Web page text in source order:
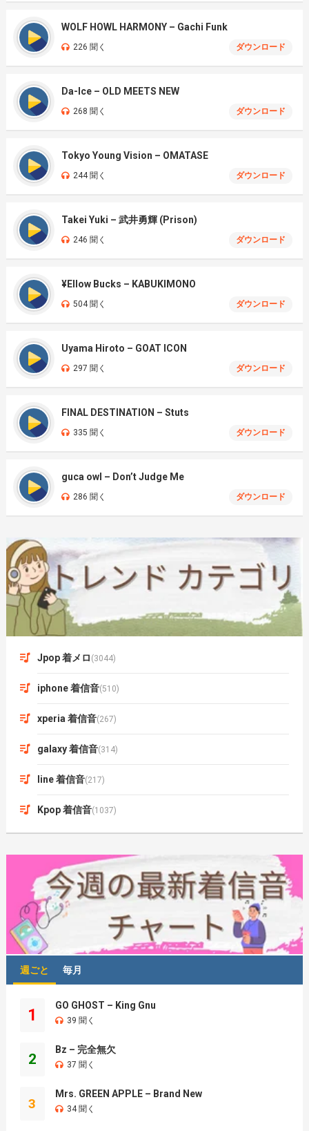
WOLF HOWL HARMONY – Gachi Funk
226 聞く ダウンロード
Da-Ice – OLD MEETS NEW
268 聞く ダウンロード
Tokyo Young Vision – OMATASE
244 聞く ダウンロード
Takei Yuki – 武井勇輝 (Prison)
246 聞く ダウンロード
¥Ellow Bucks – KABUKIMONO
504 聞く ダウンロード
Uyama Hiroto – GOAT ICON
297 聞く ダウンロード
FINAL DESTINATION – Stuts
335 聞く ダウンロード
guca owl – Don’t Judge Me
286 聞く ダウンロード
Jpop 着メロ (3044)
iphone 着信音(510)
xperia 着信音(267)
galaxy 着信音(314)
line 着信音(217)
Kpop 着信音(1037)
週ごと 毎月
1
GO GHOST – King Gnu
39 聞く
2
Bz – 完全無欠
37 聞く
3
Mrs. GREEN APPLE – Brand New
34 聞く